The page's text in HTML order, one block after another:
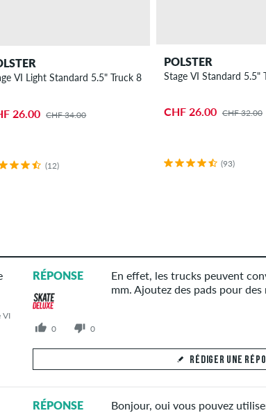
VI Light Standard 5.5" Truck 8.125"
26.00 CHF 34.00
(12)
POLSTER
Stage VI Standard 5.5"
CHF 26.00 CHF 32.00
(93)
VI
RÉPONSE
0 0
En effet, les trucks peuvent
mm. Ajoutez des pads pour des
RÉDIGER UNE
Votre réponse
Répondez à la question de Ivan ici
RÉPONSE
Bonjour, oui vous pouvez